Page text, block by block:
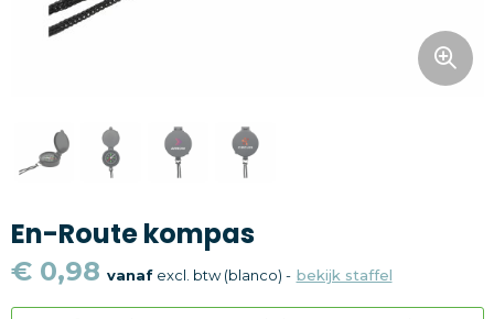
Home en living
Kantoorartikelen
Textiel
Thema
En-Route kompas
€ 0,98 vanafexcl. btw (blanco) - bekijk staffel